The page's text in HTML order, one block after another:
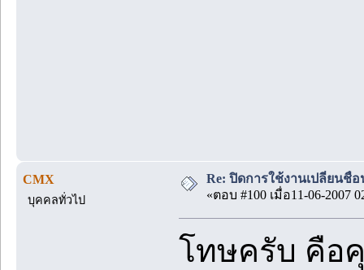
CMX
บุคคลทั่วไป
Re: ปิดการใช้งานเปลี่ยนชื่
«ตอบ #100 เมื่อ11-06-2007
โทษครับ คือ